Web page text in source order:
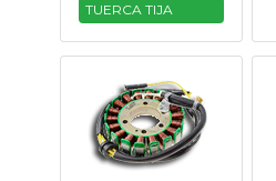
TUERCA TIJA